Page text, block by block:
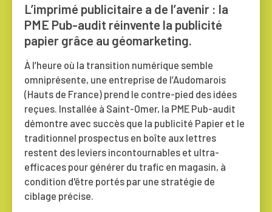
L’imprimé publicitaire a de l’avenir : la
PME Pub-audit réinvente la publicité
papier grâce au géomarketing.
À l’heure où la transition numérique semble
omniprésente, une entreprise de l’Audomarois
(Hauts de France) prend le contre-pied des idées
reçues. Installée à Saint-Omer, la PME Pub-audit
démontre avec succès que la publicité Papier et le
traditionnel prospectus en boîte aux lettres
restent des leviers incontournables et ultra-
efficaces pour générer du trafic en magasin, à
condition d'être portés par une stratégie de
ciblage précise.